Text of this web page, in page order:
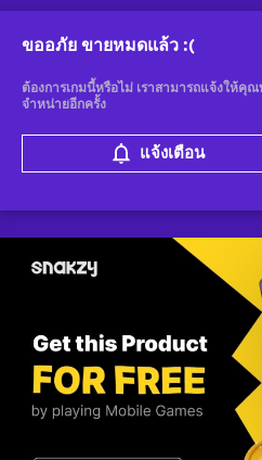
ขออภัย ขายหมดแล้ว :(
ต้องการเกมนี้หรือไม่ เราสามารถแจ้งให้คุ
จำหน่ายอีกครั้ง
แจ้งเตือน